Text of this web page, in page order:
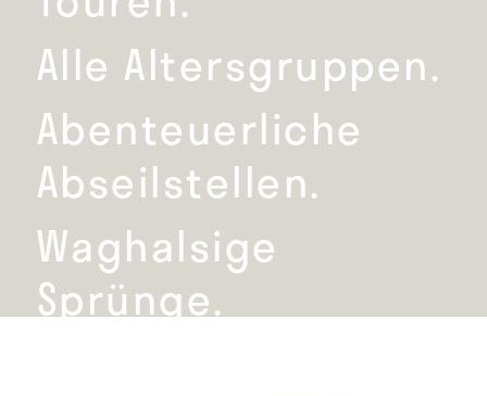
Alle Altersgruppen.
Abenteuerliche
Abseilstellen.
Waghalsige
Sprünge.